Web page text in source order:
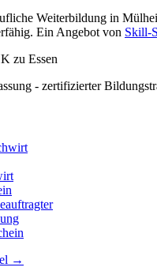
Weiterbildung in
Ein Angebot von Skill-
zu Essen
→